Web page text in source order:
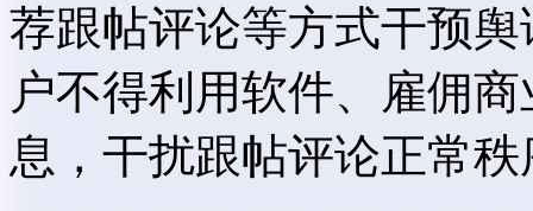
荐跟帖评论等方式干预
户不得利用软件、雇佣
息，干扰跟帖评论正常